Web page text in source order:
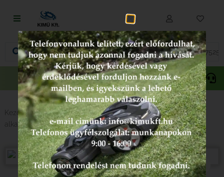
Fűnyírás
Vágás és fűrészelés
Akkumulátoros termékek
Talajápolás és tisztítás
Alkatrészek
Kenőanyagok és kannák
Akciós
termékek
Gepida Oregon
Kezdőlap/ Alkatrészek típus szerint/Láncfűrész
alkatrészek/Husqvarna/ Husqvarna tömítés 501770002